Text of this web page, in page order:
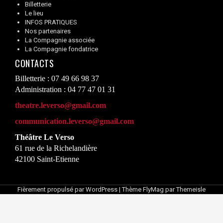
Billetterie
Le lieu
INFOS PRATIQUES
Nos partenaires
La Compagnie associée
La Compagnie fondatrice
CONTACTS
Billetterie : 07 49 66 98 37
Administration : 04 77 47 01 31
theatre.leverso@gmail.com
communication.leverso@gmail.com
Théâtre Le Verso
61 rue de la Richelandière
42100 Saint-Etienne
Fièrement propulsé par WordPress |Thème FlyMag par Themeisle